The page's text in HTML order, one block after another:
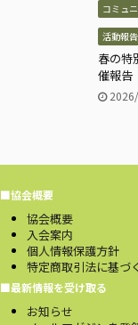
コミュ
活動報告
春の特
催報告
■協会概要
協会概要
入会案内
個人情報保護方針
特定商取引法に基づ
■最新情報を受け取る
お知らせ